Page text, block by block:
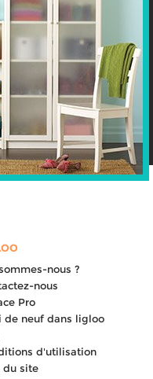
nous ?
nous
Pro
de neuf dans ligloo
d'utilisation
du site